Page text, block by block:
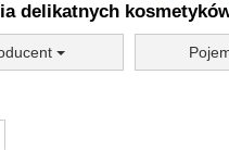
delikatnych